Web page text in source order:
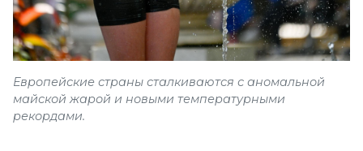
Европейские страны сталкиваются с аномальной
майской жарой и новыми температурными
рекордами.